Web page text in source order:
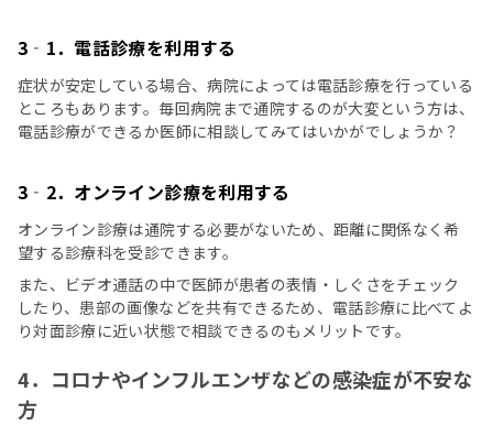
3‐1．電話診療を利用する
症状が安定している場合、病院によっては電話診療を行っている
ところもあります。毎回病院まで通院するのが大変という方は、
電話診療ができるか医師に相談してみてはいかがでしょうか？
3‐2．オンライン診療を利用する
オンライン診療は通院する必要がないため、距離に関係なく希
望する診療科を受診できます。
また、ビデオ通話の中で医師が患者の表情・しぐさをチェック
したり、患部の画像などを共有できるため、電話診療に比べてよ
り対面診療に近い状態で相談できるのもメリットです。
4．コロナやインフルエンザなどの感染症が不安な
方